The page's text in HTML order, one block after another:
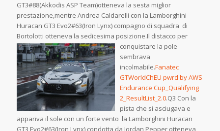
GT3#88(Akkodis ASP Team)otteneva la sesta miglior
prestazione,mentre Andrea Caldarelli con la Lamborghini
Huracan GT3 Evo2#63(Iron Lynx) compagno di squadra di
Bortolotti otteneva la sedicesima posizione.Il distacco per
conquistare la pole
sembrava
incolmabile.Fanatec
GTWorldChEU pwrd by AWS
Endurance Cup_Qualifying
2_ResultList_2.0.Q3 Con la
pista che si asciugava e
appariva il sole con un forte vento la Lamborghini Huracan
GT3 Evo2#63(Iron Lynx) condotta da Jordan Pepper otteneva